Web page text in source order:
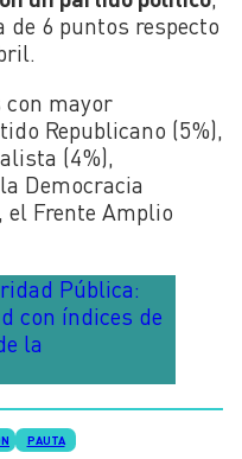
de 6 puntos respecto
mayor
Republicano (5%),
(4%),
Democracia
el Frente Amplio
Pública:
con índices de
la
PAUTA